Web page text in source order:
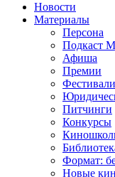
Новости
Материалы
Персона
Подкаст
Афиша
Премии
Фестивали
Питчинги
Конкурсы
Формат:
Новые